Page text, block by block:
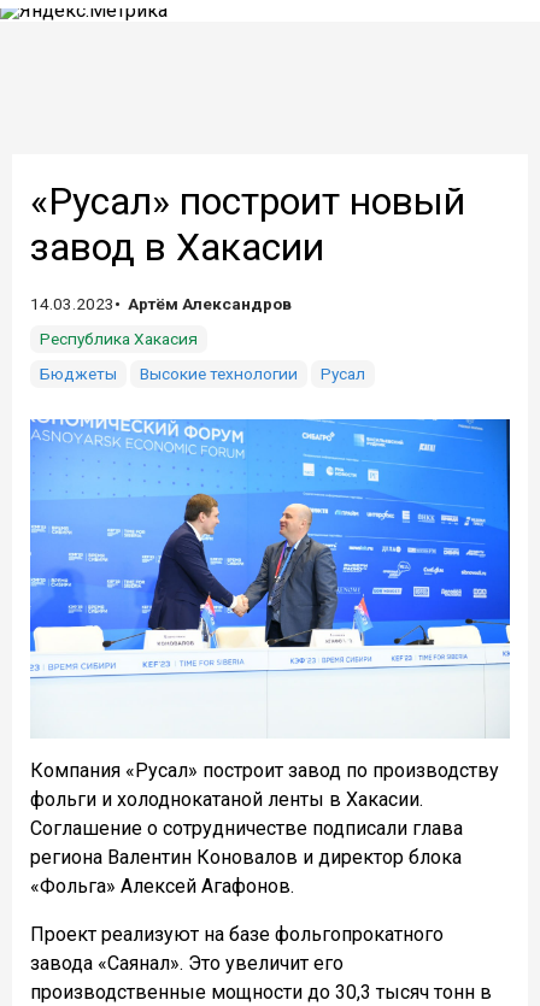
«Русал» построит новый
завод в Хакасии
14.03.2023
Артём Александров
Республика Хакасия
Бюджеты
Высокие технологии Русал
Компания «Русал» построит завод по производству
фольги и холоднокатаной ленты в Хакасии.
Соглашение о сотрудничестве подписали глава
региона Валентин Коновалов и директор блока
«Фольга» Алексей Агафонов.
Проект реализуют на базе фольгопрокатного
завода «Саянал». Это увеличит его
производственные мощности до 30,3 тысяч тонн в